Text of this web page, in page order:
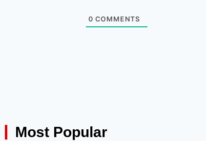
0 COMMENTS
Most Popular